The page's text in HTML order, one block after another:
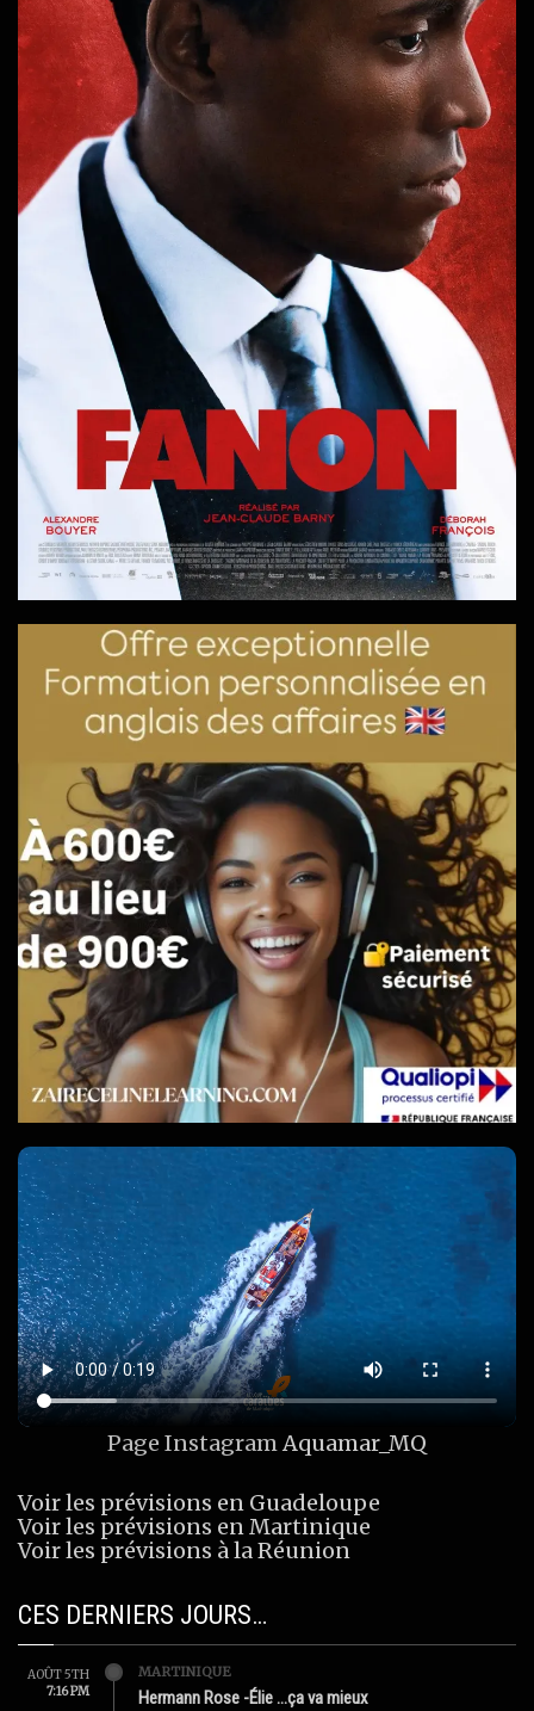
Page InstagramAquamar_MQ
Voir les prévisions en Guadeloupe
Voir les prévisions en Martinique
Voir les prévisions à la Réunion
CES DERNIERS JOURS…
AOÛT 5TH
7:16 PM
MARTINIQUE
Hermann Rose -Élie …ça va mieux